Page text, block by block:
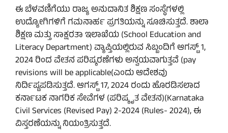
ಈ ಬೆಳವಣಿಗೆಯು ರಾಜ್ಯ ಅನುದಾನಿತ ಶಿಕ್ಷಣ ಸಂಸ್ಥೆಗಳಲ್ಲಿ
ಉದ್ಯೋಗಿಗಳಿಗೆ ಗಮನಾರ್ಹ ಪ್ರಗತಿಯನ್ನು ಸೂಚಿಸುತ್ತದೆ. ಶಾಲಾ
ಶಿಕ್ಷಣ ಮತ್ತು ಸಾಕ್ಷರತಾ ಇಲಾಖೆಯ (School Education and
Literacy Department) ವ್ಯಾಪ್ತಿಯಲ್ಲಿರುವ ಸಿಬ್ಬಂದಿಗೆ ಆಗಸ್ಟ್ 1,
2024 ರಿಂದ ವೇತನ ಪರಿಷ್ಕರಣೆಗಳು ಅನ್ವಯವಾಗುತ್ತವೆ (pay
revisions will be applicable(ಎಂದು ಆದೇಶವು
ನಿರ್ದಿಷ್ಟಪಡಿಸುತ್ತದೆ. ಆಗಸ್ಟ್ 17, 2024 ರಂದು ಹೊರಡಿಸಲಾದ
ಕರ್ನಾಟಕ ನಾಗರಿಕ ಸೇವೆಗಳ (ಪರಿಷ್ಕೃತ ವೇತನ)(Karnataka
Civil Services (Revised Pay) 2-2024 (Rules- 2024), ಈ
ವಿಸ್ತರಣೆಯನ್ನು ನಿಯಂತ್ರಿಸುತ್ತದೆ.